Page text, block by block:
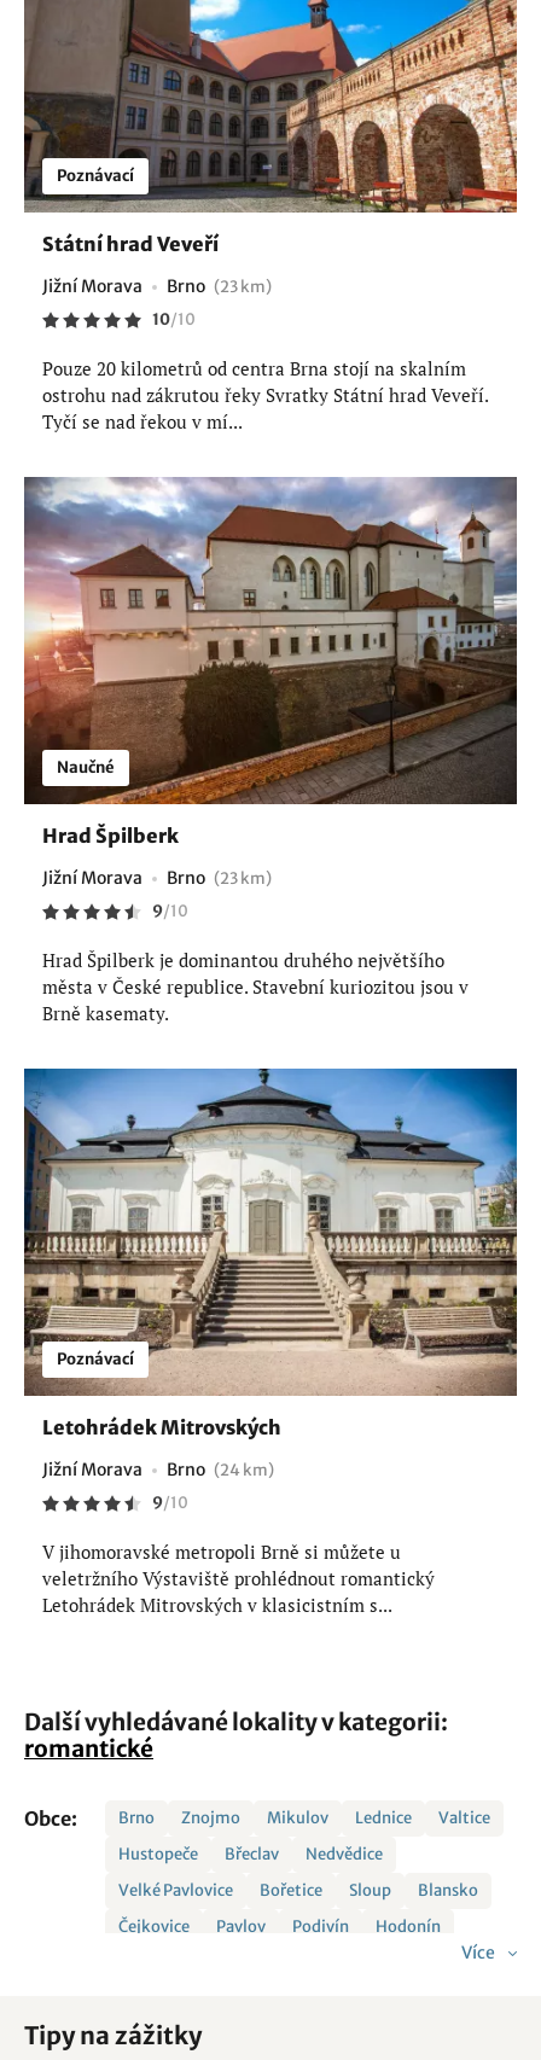
Poznávací
Státní hrad Veveří
Jižní Morava Brno (23 km)
10/10
Pouze 20 kilometrů od centra Brna stojí na skalním
ostrohu nad zákrutou řeky Svratky Státní hrad Veveří.
Tyčí se nad řekou v mí...
Naučné
Hrad Špilberk
Jižní Morava Brno (23 km)
9/10
Hrad Špilberk je dominantou druhého největšího
města v České republice. Stavební kuriozitou jsou v
Brně kasematy.
Poznávací
Letohrádek Mitrovských
Jižní Morava Brno (24 km)
9/10
V jihomoravské metropoli Brně si můžete u
veletržního Výstaviště prohlédnout romantický
Letohrádek Mitrovských v klasicistním s...
Další vyhledávané lokality v kategorii:
romantické
Obce: Brno Znojmo Mikulov Lednice
Valtice
Hustopeče
Břeclav
Nedvědice
Velké Pavlovice
Bořetice Sloup
Blansko
Čejkovice
Pavlov Podivín
Hodonín
Vavřinec
Lelekovice
Více
Tipy na zážitky